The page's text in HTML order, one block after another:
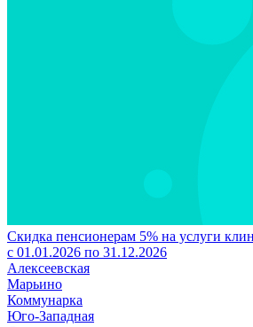
Скидка пенсионерам 5% на услуги
с 01.01.2026 по 31.12.2026
Алексеевская
Марьино
Коммунарка
Юго-Западная